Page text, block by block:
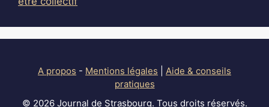
A propos - Mentions légales
Aide & conseils
pratiques
© 2026 Journal de Strasbourg. Tous droits réservés.